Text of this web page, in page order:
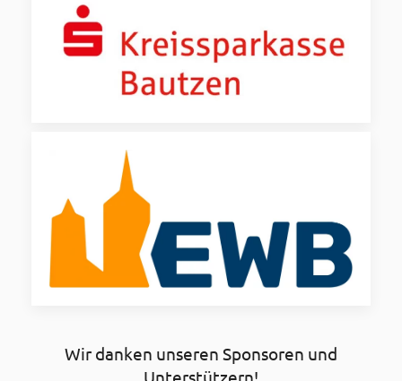
Wir danken unseren Sponsoren und
Unterstützern!